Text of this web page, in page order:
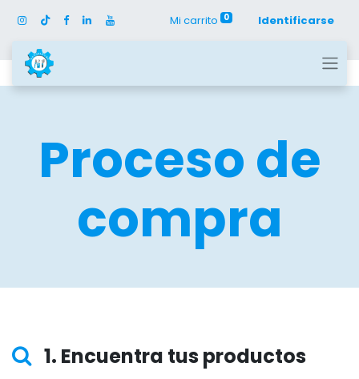
Mi carrito 0 Identificarse
Proceso de
compra
1. Encuentra tus productos